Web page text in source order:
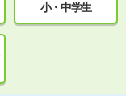
小・中学生